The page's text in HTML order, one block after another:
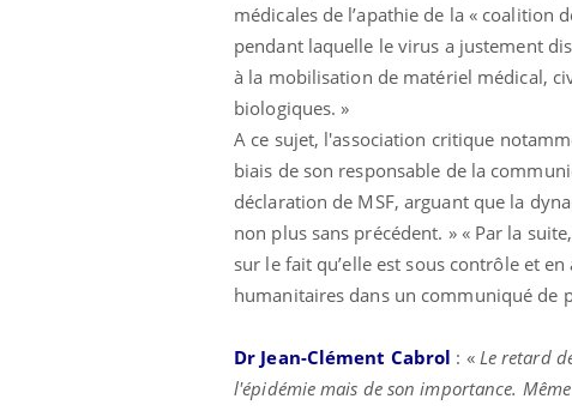
médicales de l’apathie de la « coalition
pendant laquelle le virus a justement
à la mobilisation de matériel médical,
biologiques. »
A ce sujet, l'association critique
biais de son responsable de la
déclaration de MSF, arguant que la
non plus sans précédent. » « Par la
sur le fait qu’elle est sous contrôle et
humanitaires dans un communiqué de
Dr Jean-Clément Cabrol : « Le retard
l'épidémie mais de son importance.